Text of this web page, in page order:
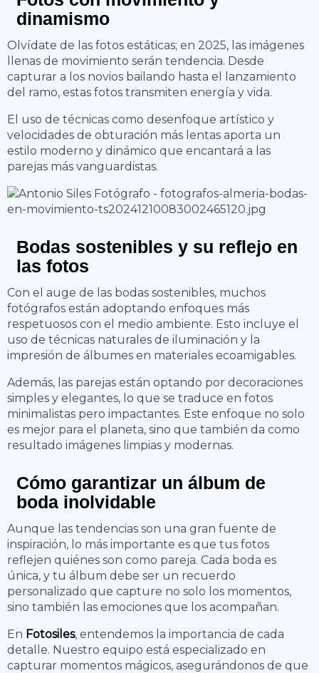
dinamismo
Olvídate de las fotos estáticas; en 2025, las imágenes
llenas de movimiento serán tendencia. Desde
capturar a los novios bailando hasta el lanzamiento
del ramo, estas fotos transmiten energía y vida.
El uso de técnicas como desenfoque artístico y
velocidades de obturación más lentas aporta un
estilo moderno y dinámico que encantará a las
parejas más vanguardistas.
Bodas sostenibles y su reflejo en
las fotos
Con el auge de las bodas sostenibles, muchos
fotógrafos están adoptando enfoques más
respetuosos con el medio ambiente. Esto incluye el
uso de técnicas naturales de iluminación y la
impresión de álbumes en materiales ecoamigables.
Además, las parejas están optando por decoraciones
simples y elegantes, lo que se traduce en fotos
minimalistas pero impactantes. Este enfoque no solo
es mejor para el planeta, sino que también da como
resultado imágenes limpias y modernas.
Cómo garantizar un álbum de
boda inolvidable
Aunque las tendencias son una gran fuente de
inspiración, lo más importante es que tus fotos
reflejen quiénes son como pareja. Cada boda es
única, y tu álbum debe ser un recuerdo
personalizado que capture no solo los momentos,
sino también las emociones que los acompañan.
En Fotosiles, entendemos la importancia de cada
detalle. Nuestro equipo está especializado en
capturar momentos mágicos, asegurándonos de que